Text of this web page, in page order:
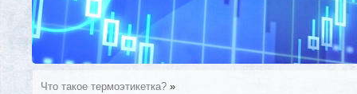
Что такое термоэтикетка? »